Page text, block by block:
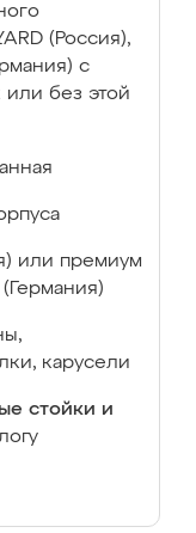
(Россия),
с
без этой
или премиум
карусели
стойки и